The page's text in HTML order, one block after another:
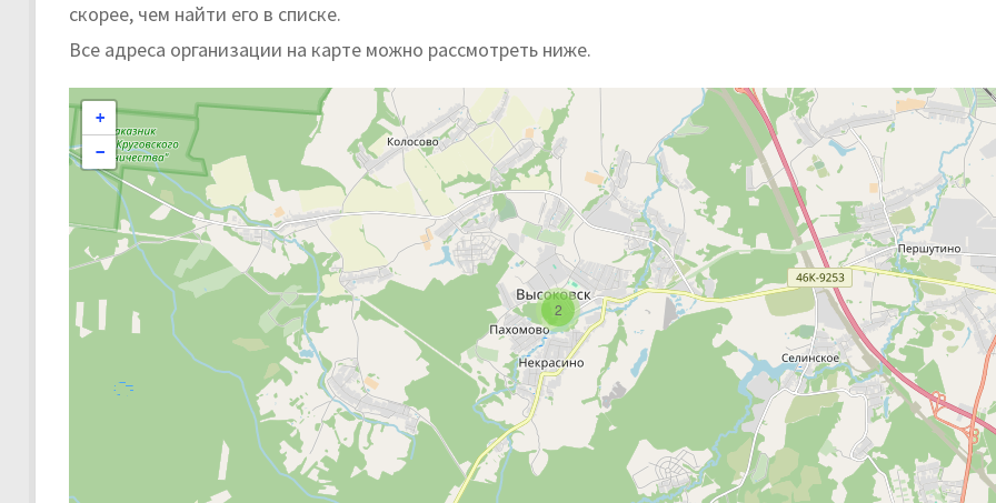
скорее, чем найти его в списке.
Все адреса организации на карте можно рассмотреть ниже.
2
+
−